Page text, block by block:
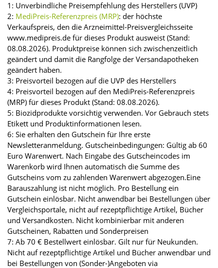
1: Unverbindliche Preisempfehlung des Herstellers (UVP)
2: MediPreis-Referenzpreis (MRP): der höchste
Verkaufspreis, den die Arzneimittel-Preisvergleichsseite
www.medipreis.de für dieses Produkt ausweist (Stand:
08.08.2026). Produktpreise können sich zwischenzeitlich
geändert und damit die Rangfolge der Versandapotheken
geändert haben.
3: Preisvorteil bezogen auf die UVP des Herstellers
4: Preisvorteil bezogen auf den MediPreis-Referenzpreis
(MRP) für dieses Produkt (Stand: 08.08.2026).
5: Biozidprodukte vorsichtig verwenden. Vor Gebrauch stets
Etikett und Produktinformationen lesen.
6: Sie erhalten den Gutschein für Ihre erste
Newsletteranmeldung. Gutscheinbedingungen: Gültig ab 60
Euro Warenwert. Nach Eingabe des Gutscheincodes im
Warenkorb wird Ihnen automatisch die Summe des
Gutscheins vom zu zahlenden Warenwert abgezogen.Eine
Barauszahlung ist nicht möglich. Pro Bestellung ein
Gutschein einlösbar. Nicht anwendbar bei Bestellungen über
Vergleichsportale, nicht auf rezeptpflichtige Artikel, Bücher
und Versandkosten. Nicht kombinierbar mit anderen
Gutscheinen, Rabatten und Sonderpreisen
7: Ab 70 € Bestellwert einlösbar. Gilt nur für Neukunden.
Nicht auf rezeptpflichtige Artikel und Bücher anwendbar und
bei Bestellungen von (Sonder-)Angeboten via